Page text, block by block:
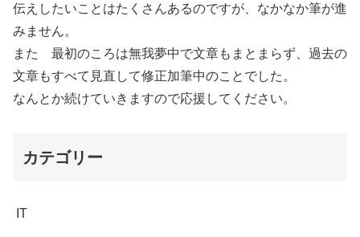
伝えしたいことはたくさんあるのですが、なかなか筆が進
みません。
また 最初のころは無我夢中で文章もまとまらず、過去の
文章もすべて見直して修正加筆中のことでした。
なんとか続けていきますので応援してください。
カテゴリー
IT